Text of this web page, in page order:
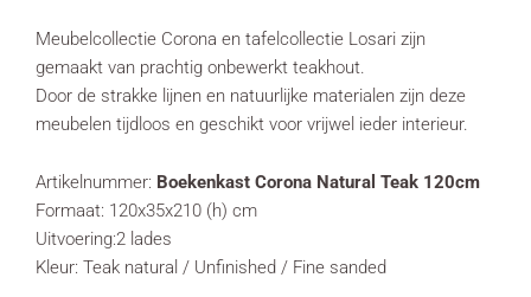
Meubelcollectie Corona en tafelcollectie Losari zijn
gemaakt van prachtig onbewerkt teakhout.
Door de strakke lijnen en natuurlijke materialen zijn deze
meubelen tijdloos en geschikt voor vrijwel ieder interieur.
Artikelnummer: Boekenkast Corona Natural Teak 120cm
Formaat: 120x35x210 (h) cm
Uitvoering:2 lades
Kleur: Teak natural / Unfinished / Fine sanded